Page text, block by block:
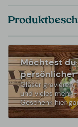
Möchtest du
persönlicher
Gläser gravieren,
und vieles mehr
Geschenk hier